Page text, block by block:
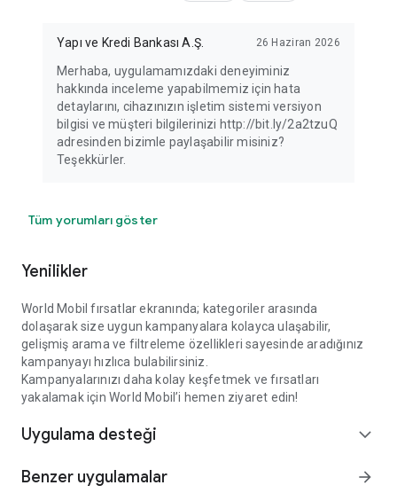
Yapı ve Kredi Bankası A.Ş. 26 Haziran 2026
Merhaba, uygulamamızdaki deneyiminiz
hakkında inceleme yapabilmemiz için hata
detaylarını, cihazınızın işletim sistemi versiyon
bilgisi ve müşteri bilgilerinizi http://bit.ly/2a2tzuQ
adresinden bizimle paylaşabilir misiniz?
Teşekkürler.
Tüm yorumları göster
Yenilikler
World Mobil fırsatlar ekranında; kategoriler arasında
dolaşarak size uygun kampanyalara kolayca ulaşabilir,
gelişmiş arama ve filtreleme özellikleri sayesinde aradığınız
kampanyayı hızlıca bulabilirsiniz.
Kampanyalarınızı daha kolay keşfetmek ve fırsatları
yakalamak için World Mobil’i hemen ziyaret edin!
Uygulama desteği expand_more
Benzer uygulamalar arrow_forward